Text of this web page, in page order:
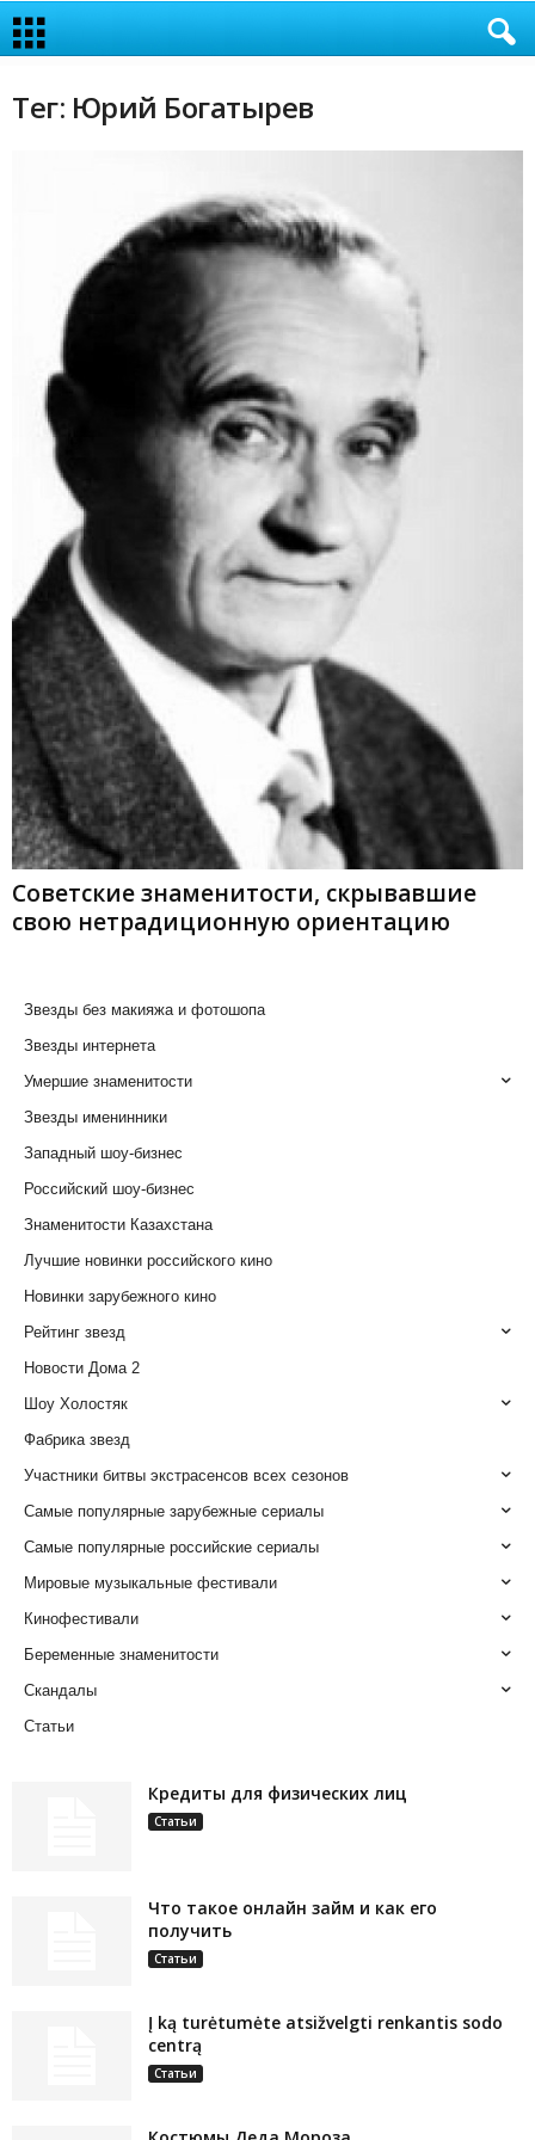
Тег: Юрий Богатырев
Советские знаменитости, скрывавшие
свою нетрадиционную ориентацию
Звезды без макияжа и фотошопа
Звезды интернета
Умершие знаменитости
Звезды именинники
Западный шоу-бизнес
Российский шоу-бизнес
Знаменитости Казахстана
Лучшие новинки российского кино
Новинки зарубежного кино
Рейтинг звезд
Новости Дома 2
Шоу Холостяк
Фабрика звезд
Участники битвы экстрасенсов всех сезонов
Самые популярные зарубежные сериалы
Самые популярные российские сериалы
Мировые музыкальные фестивали
Кинофестивали
Беременные знаменитости
Скандалы
Статьи
Кредиты для физических лиц
Статьи
Что такое онлайн займ и как его
получить
Статьи
Į ką turėtumėte atsižvelgti renkantis sodo
centrą
Статьи